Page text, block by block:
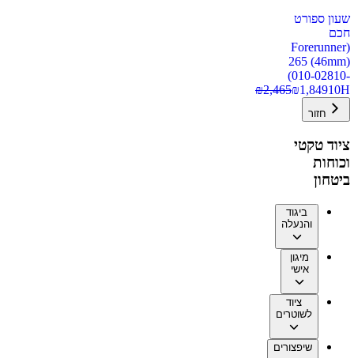
שעון ספורט
חכם
(Forerunner
265 (46mm)
(010-02810-
10H
₪1,849
₪2,465
חזור
ציוד טקטי
וכוחות
ביטחון
ביגוד
והנעלה
מיגון
אישי
ציוד
לשוטרים
שיפצורים